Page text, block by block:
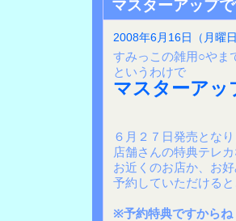
マスターアップ
2008年6月16日（月曜
すみっこの雑用○やま
というわけで
マスターアッ
６月２７日発売となり
店舗さんの特典テレ
お近くのお店か、お
予約していただける
※予約特典ですからね